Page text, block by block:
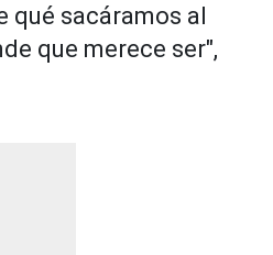
qué sacáramos al
que merece ser",